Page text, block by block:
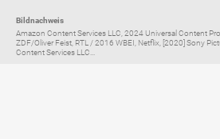
Bildnachweis
Amazon Content Services LLC, 2024 Universal Content
ZDF/Oliver Feist, RTL / 2016 WBEI, Netflix, [2020] Sony
Content Services LLC...